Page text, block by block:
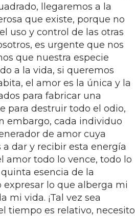
llegaremos a la
que existe, porque no
uso y control de las otras
es urgente que nos
que nuestra especie
a la vida, si queremos
el amor es la única y la
para fabricar una
para destruir todo el odio,
embargo, cada individuo
de amor cuya
dar y recibir esta energía
amor todo lo vence, todo lo
esencia de la
lo que alberga mi
vida. ¡Tal vez sea
tiempo es relativo, necesito